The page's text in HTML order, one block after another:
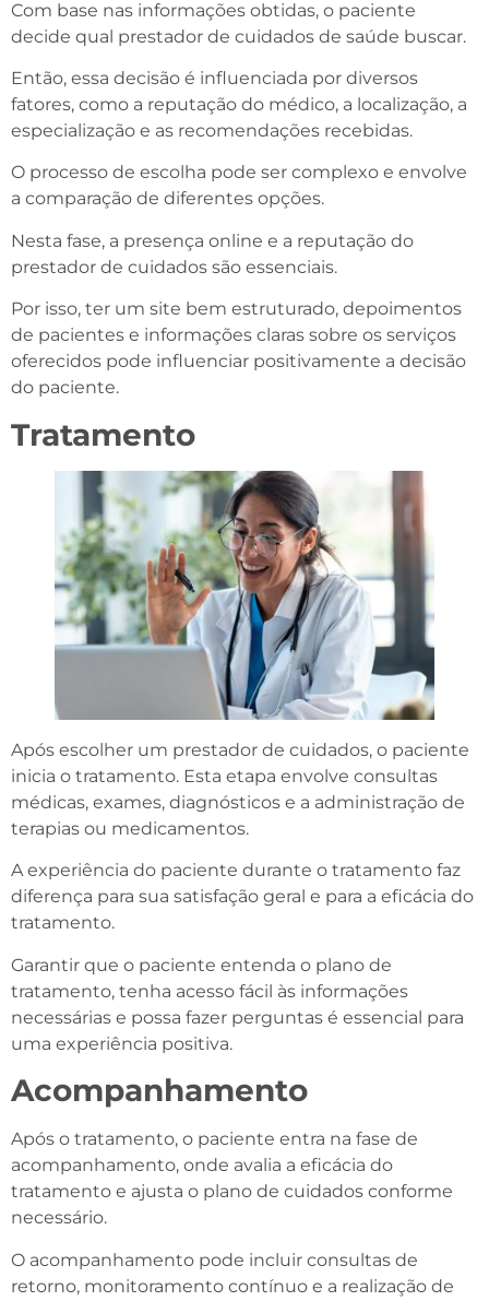
Com base nas informações obtidas, o paciente
decide qual prestador de cuidados de saúde buscar.
Então, essa decisão é influenciada por diversos
fatores, como a reputação do médico, a localização, a
especialização e as recomendações recebidas.
O processo de escolha pode ser complexo e envolve
a comparação de diferentes opções.
Nesta fase, a presença online e a reputação do
prestador de cuidados são essenciais.
Por isso, ter um site bem estruturado, depoimentos
de pacientes e informações claras sobre os serviços
oferecidos pode influenciar positivamente a decisão
do paciente.
Tratamento
Após escolher um prestador de cuidados, o paciente
inicia o tratamento. Esta etapa envolve consultas
médicas, exames, diagnósticos e a administração de
terapias ou medicamentos.
A experiência do paciente durante o tratamento faz
diferença para sua satisfação geral e para a eficácia do
tratamento.
Garantir que o paciente entenda o plano de
tratamento, tenha acesso fácil às informações
necessárias e possa fazer perguntas é essencial para
uma experiência positiva.
Acompanhamento
Após o tratamento, o paciente entra na fase de
acompanhamento, onde avalia a eficácia do
tratamento e ajusta o plano de cuidados conforme
necessário.
O acompanhamento pode incluir consultas de
retorno, monitoramento contínuo e a realização de